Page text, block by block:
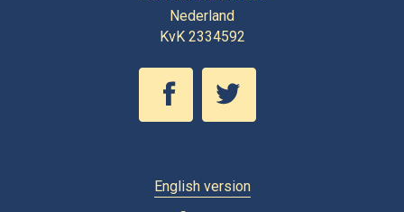
Nederland
KvK 2334592
English version